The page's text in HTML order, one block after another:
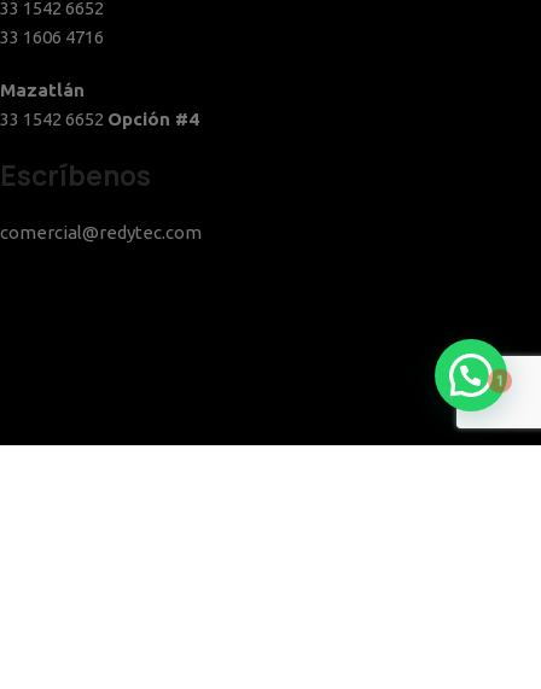
33 1542 6652
33 1606 4716
Mazatlán
33 1542 6652 Opción #4
Escríbenos
comercial@redytec.com